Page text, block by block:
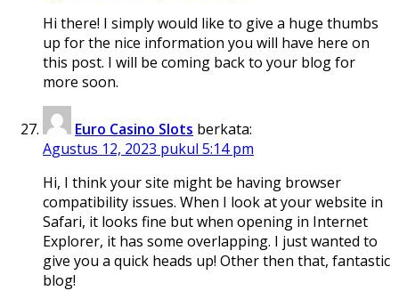
Hi there! I simply would like to give a huge thumbs
up for the nice information you will have here on
this post. I will be coming back to your blog for
more soon.
Euro Casino Slots berkata:
Agustus 12, 2023 pukul 5:14 pm
Hi, I think your site might be having browser
compatibility issues. When I look at your website in
Safari, it looks fine but when opening in Internet
Explorer, it has some overlapping. I just wanted to
give you a quick heads up! Other then that, fantastic
blog!